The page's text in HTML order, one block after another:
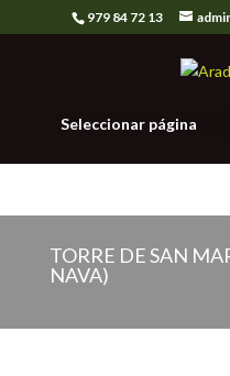
979 84 72 13
Seleccionar página
TORRE DE SAN
NAVA)